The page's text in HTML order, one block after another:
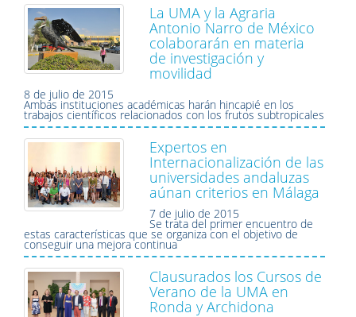
La UMA y la Agraria
Antonio Narro de México
colaborarán en materia
de investigación y
movilidad
8 de julio de 2015
Ambas instituciones académicas harán hincapié en los
trabajos científicos relacionados con los frutos subtropicales
Expertos en
Internacionalización de las
universidades andaluzas
aúnan criterios en Málaga
7 de julio de 2015
Se trata del primer encuentro de
estas características que se organiza con el objetivo de
conseguir una mejora continua
Clausurados los Cursos de
Verano de la UMA en
Ronda y Archidona